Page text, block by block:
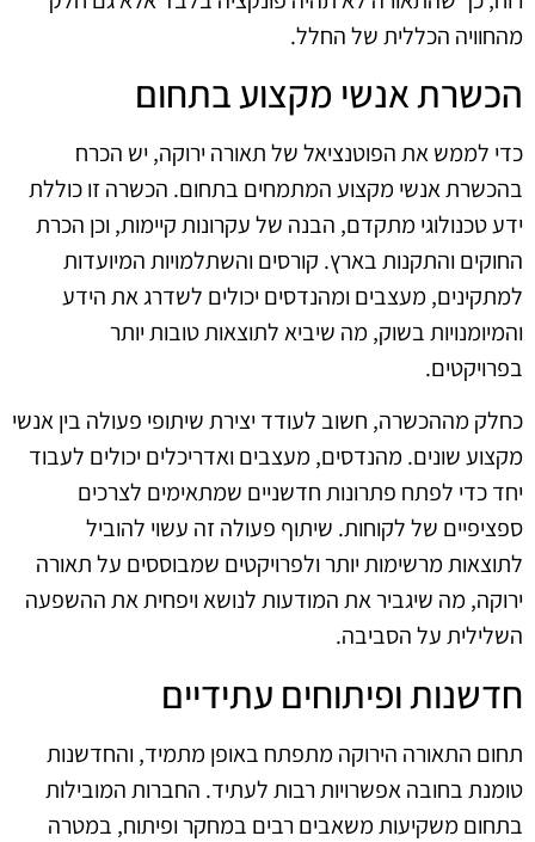
מהחוויה הכללית של החלל.
הכשרת אנשי מקצוע בתחום
כדי לממש את הפוטנציאל של תאורה ירוקה, יש הכרח
בהכשרת אנשי מקצוע המתמחים בתחום. הכשרה זו כוללת
ידע טכנולוגי מתקדם, הבנה של עקרונות קיימות, וכן הכרת
החוקים והתקנות בארץ. קורסים והשתלמויות המיועדות
למתקינים, מעצבים ומהנדסים יכולים לשדרג את הידע
והמיומנויות בשוק, מה שיביא לתוצאות טובות יותר
בפרויקטים.
כחלק מההכשרה, חשוב לעודד יצירת שיתופי פעולה בין אנשי
מקצוע שונים. מהנדסים, מעצבים ואדריכלים יכולים לעבוד
יחד כדי לפתח פתרונות חדשניים שמתאימים לצרכים
ספציפיים של לקוחות. שיתוף פעולה זה עשוי להוביל
לתוצאות מרשימות יותר ולפרויקטים שמבוססים על תאורה
ירוקה, מה שיגביר את המודעות לנושא ויפחית את ההשפעה
השלילית על הסביבה.
חדשנות ופיתוחים עתידיים
תחום התאורה הירוקה מתפתח באופן מתמיד, והחדשנות
טומנת בחובה אפשרויות רבות לעתיד. החברות המובילות
בתחום משקיעות משאבים רבים במחקר ופיתוח, במטרה